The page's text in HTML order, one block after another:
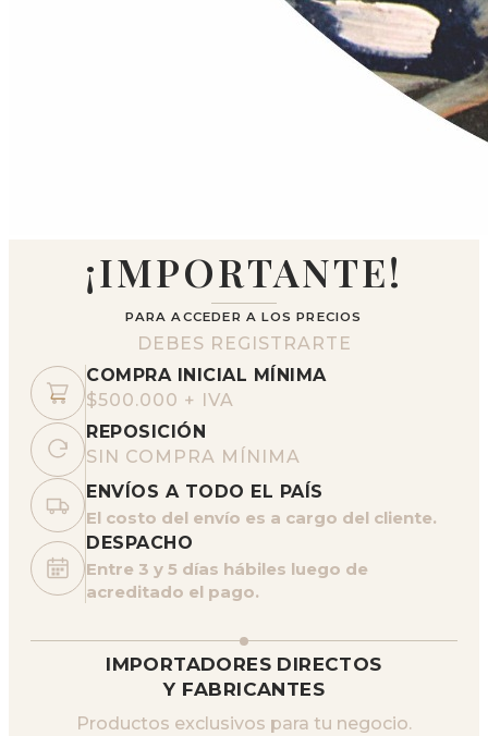
¡IMPORTANTE!
PARA ACCEDER A LOS PRECIOS
DEBES REGISTRARTE
COMPRA INICIAL MÍNIMA
$500.000 + IVA
REPOSICIÓN
SIN COMPRA MÍNIMA
ENVÍOS A TODO EL PAÍS
El costo del envío es a cargo del cliente.
DESPACHO
Entre 3 y 5 días hábiles luego de
acreditado el pago.
IMPORTADORES DIRECTOS
Y FABRICANTES
Productos exclusivos para tu negocio.